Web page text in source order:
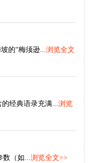
的“梅须逊...浏览全文
经典语录充满...浏览
数（如...浏览全文>>